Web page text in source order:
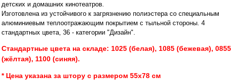
детских и домашних кинотеатров.
Изготовлена из устойчивого к загрязнению полиэстера со специальным
алюминиевым теплоотражающим покрытием с тыльной стороны. 4
стандартных цвета, 36 - категории "Дизайн".
Стандартные цвета на складе: 1025 (белая), 1085 (бежевая), 0855
(жёлтая), 1100 (синяя).
* Цена указана за штору с размером 55х78 см